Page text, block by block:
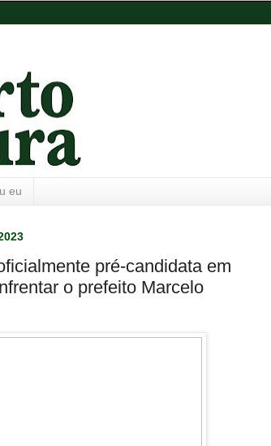
eu
pré-candidata em
o prefeito Marcelo